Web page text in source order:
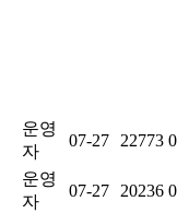
운영
자
07-27 22773 0
운영
자
07-27 20236 0